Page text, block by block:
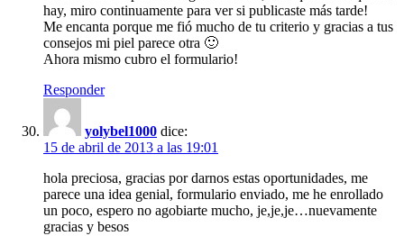
hay, miro continuamente para ver si publicaste más tarde!
Me encanta porque me fió mucho de tu criterio y gracias a tus
consejos mi piel parece otra 🙂
Ahora mismo cubro el formulario!
Responder
yolybel1000 dice:
15 de abril de 2013 a las 19:01
hola preciosa, gracias por darnos estas oportunidades, me
parece una idea genial, formulario enviado, me he enrollado
un poco, espero no agobiarte mucho, je,je,je…nuevamente
gracias y besos